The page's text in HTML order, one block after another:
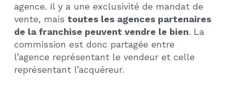
agence. Il y a une exclusivité de mandat de
vente, mais toutes les agences partenaires
de la franchise peuvent vendre le bien. La
commission est donc partagée entre
l’agence représentant le vendeur et celle
représentant l’acquéreur.